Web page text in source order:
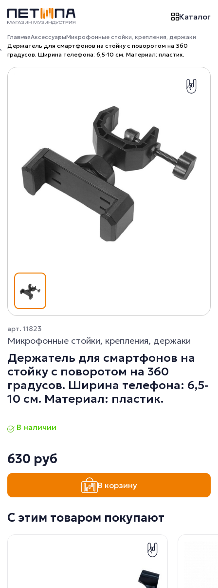
Каталог
ГлавнаяАксессуарыМикрофонные стойки, крепления, держаки
Держатель для смартфонов на стойку с поворотом на 360
градусов. Ширина телефона: 6,5-10 см. Материал: пластик.
арт. 11823
Микрофонные стойки, крепления, держаки
Держатель для смартфонов на
стойку с поворотом на 360
градусов. Ширина телефона: 6,5-
10 см. Материал: пластик.
В наличии
630 руб
В корзину
С этим товаром покупают